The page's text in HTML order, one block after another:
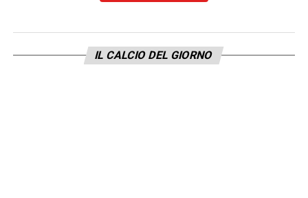
Secondo la rosea già in passato il centrale
croato aveva suscitato l’interesse di un club
IL CALCIO DEL GIORNO